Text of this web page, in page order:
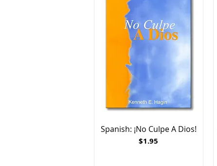
Spanish: ¡No Culpe A Dios!
Price
$1.95